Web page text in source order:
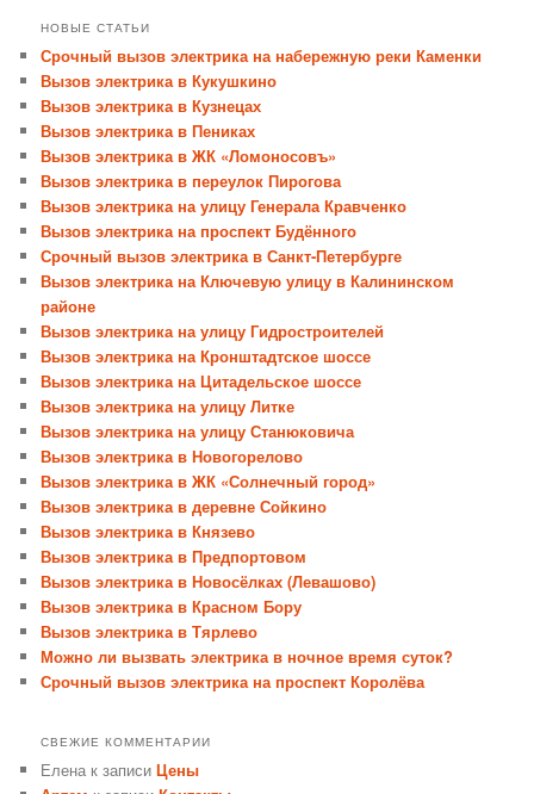
НОВЫЕ СТАТЬИ
Срочный вызов электрика на набережную реки Каменки
Вызов электрика в Кукушкино
Вызов электрика в Кузнецах
Вызов электрика в Пениках
Вызов электрика в ЖК «Ломоносовъ»
Вызов электрика в переулок Пирогова
Вызов электрика на улицу Генерала Кравченко
Вызов электрика на проспект Будённого
Срочный вызов электрика в Санкт-Петербурге
Вызов электрика на Ключевую улицу в Калининском
районе
Вызов электрика на улицу Гидростроителей
Вызов электрика на Кронштадтское шоссе
Вызов электрика на Цитадельское шоссе
Вызов электрика на улицу Литке
Вызов электрика на улицу Станюковича
Вызов электрика в Новогорелово
Вызов электрика в ЖК «Солнечный город»
Вызов электрика в деревне Сойкино
Вызов электрика в Князево
Вызов электрика в Предпортовом
Вызов электрика в Новосёлках (Левашово)
Вызов электрика в Красном Бору
Вызов электрика в Тярлево
Можно ли вызвать электрика в ночное время суток?
Срочный вызов электрика на проспект Королёва
СВЕЖИЕ КОММЕНТАРИИ
Елена к записиЦены